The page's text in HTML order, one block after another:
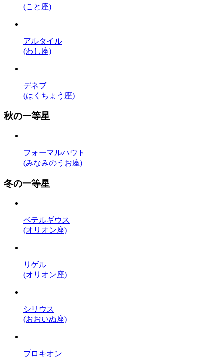
(こと座)
アルタイル
(わし座)
デネブ
(はくちょう座)
秋の一等星
フォーマルハウト
(みなみのうお座)
冬の一等星
ベテルギウス
(オリオン座)
リゲル
(オリオン座)
シリウス
(おおいぬ座)
プロキオン